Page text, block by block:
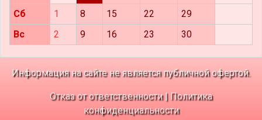
Сб
1 8 15 22
29
Вс
2 9 16 23 30
Информация на сайте не является публичной офертой.
Отказ от ответственности| Политика
конфиденциальности